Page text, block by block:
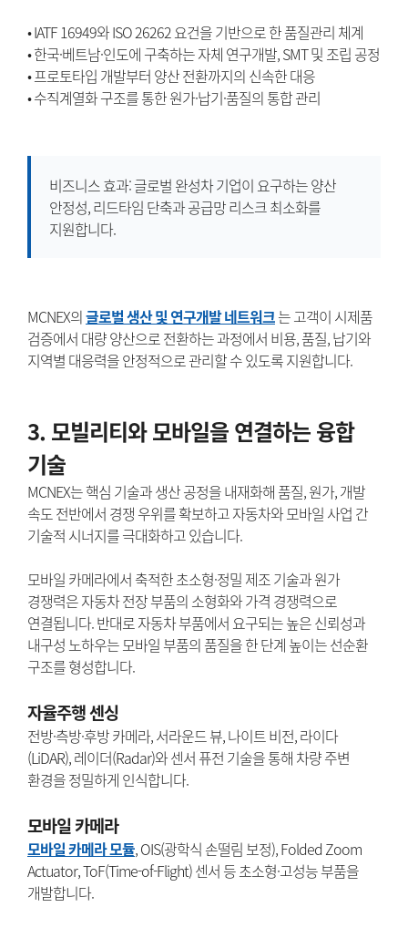
• IATF 16949와 ISO 26262 요건을 기반으로 한 품질관리 체계
• 한국·베트남·인도에 구축하는 자체 연구개발, SMT 및 조립 공정
• 프로토타입 개발부터 양산 전환까지의 신속한 대응
• 수직계열화 구조를 통한 원가·납기·품질의 통합 관리
비즈니스 효과: 글로벌 완성차 기업이 요구하는 양산
안정성, 리드타임 단축과 공급망 리스크 최소화를
지원합니다.
MCNEX의글로벌 생산 및 연구개발 네트워크는 고객이 시제품
검증에서 대량 양산으로 전환하는 과정에서 비용, 품질, 납기와
지역별 대응력을 안정적으로 관리할 수 있도록 지원합니다.
3. 모빌리티와 모바일을 연결하는 융합
기술
MCNEX는 핵심 기술과 생산 공정을 내재화해 품질, 원가, 개발
속도 전반에서 경쟁 우위를 확보하고 자동차와 모바일 사업 간
기술적 시너지를 극대화하고 있습니다.
모바일 카메라에서 축적한 초소형·정밀 제조 기술과 원가
경쟁력은 자동차 전장 부품의 소형화와 가격 경쟁력으로
연결됩니다. 반대로 자동차 부품에서 요구되는 높은 신뢰성과
내구성 노하우는 모바일 부품의 품질을 한 단계 높이는 선순환
구조를 형성합니다.
자율주행 센싱
전방·측방·후방 카메라, 서라운드 뷰, 나이트 비전, 라이다
(LiDAR), 레이더(Radar)와 센서 퓨전 기술을 통해 차량 주변
환경을 정밀하게 인식합니다.
모바일 카메라
모바일 카메라 모듈, OIS(광학식 손떨림 보정), Folded Zoom
Actuator, ToF(Time-of-Flight) 센서 등 초소형·고성능 부품을
개발합니다.